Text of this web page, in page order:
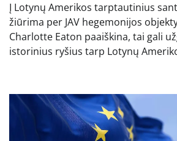
Į Lotynų Amerikos tarptautinius
žiūrima per JAV hegemonijos
Charlotte Eaton paaiškina, tai gali
istorinius ryšius tarp Lotynų